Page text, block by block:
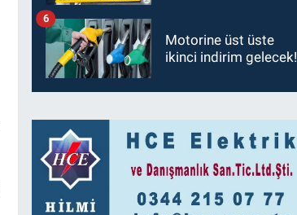
Motorine üst üste
ikinci indirim gelecek!
6